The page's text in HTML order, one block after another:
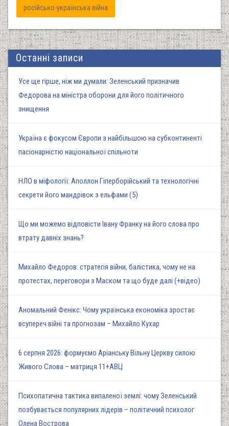
російсько-українська війна
Останні записи
Усе ще гірше, ніж ми думали: Зеленський призначив
Федорова на міністра оборони для його політичного
знищення
Україна є фокусом Європи з найбільшою на субконтиненті
пасіонарністю національної спільноти
НЛО в міфології: Аполлон Гіперборійський та технологічні
секрети його мандрівок з ельфами (5)
Що ми можемо відповісти Івану Франку на його слова про
втрату давніх знань?
Михайло Федоров: стратегія війни, балістика, чому не на
протестах, переговори з Маском та що буде далі (+відео)
Аномальний Фенікс: Чому українська економіка зростає
всупереч війні та прогнозам – Михайло Кухар
6 серпня 2026: формуємо Аріанську Вільну Церкву силою
Живого Слова – матриця 11+АВЦ
Психопатична тактика випаленої землі: чому Зеленський
позбувається популярних лідерів – політичний психолог
Олена Вострова